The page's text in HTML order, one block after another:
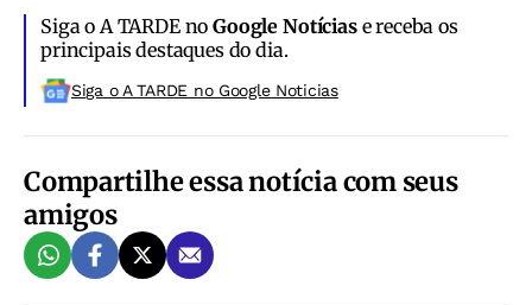
Siga o A TARDE noGoogle Notíciase receba os
principais destaques do dia.
Siga o A TARDE no Google Noticias
Compartilhe essa notícia com seus
amigos